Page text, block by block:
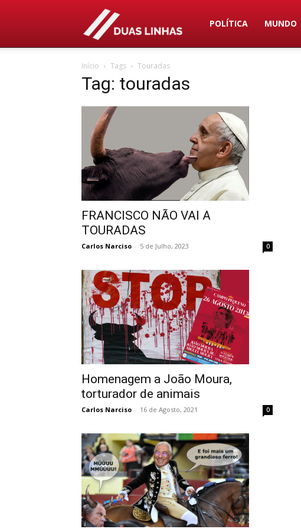
Duas
POLÍTICA MUNDO
Início Tags Touradas
Tag: touradas
FRANCISCO NÃO VAI A
TOURADAS
Carlos Narciso - 5 de Julho, 2023 0
Homenagem a João Moura,
torturador de animais
Carlos Narciso - 16 de Agosto, 2021 0